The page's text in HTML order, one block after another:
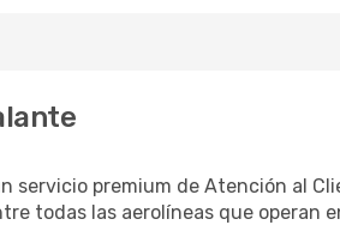
servicio premium de Atención al
todas las aerolíneas que operan